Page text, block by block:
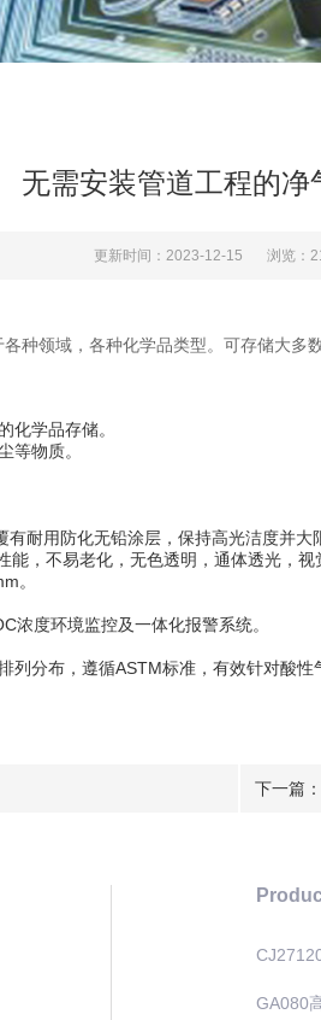
无需安装管道工程的净
更新时间：2023-12-15 浏览：
种领域，各种化学品类型。可存储大
化学品存储。
等物质。
耐用防化无铅涂层，保持高光洁度并大
，不易老化，无色透明，通体透光，视
。
浓度环境监控及一体化报警系统。
分布，遵循ASTM标准，有效针对酸
下一篇：
GA080